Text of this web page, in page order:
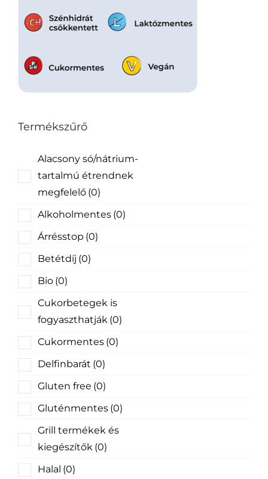
Termékszűrő
Alacsony só/nátrium-
tartalmú étrendnek
megfelelő (0)
Alkoholmentes (0)
Árrésstop (0)
Betétdíj (0)
Bio (0)
Cukorbetegek is
fogyaszthatják (0)
Cukormentes (0)
Delfinbarát (0)
Gluten free (0)
Gluténmentes (0)
Grill termékek és
kiegészítők (0)
Halal (0)